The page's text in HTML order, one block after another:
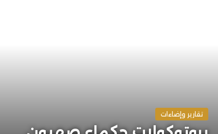
تقارير وإضاءات